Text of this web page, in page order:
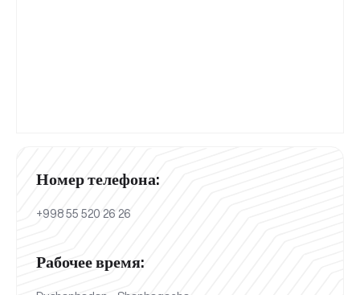
Номер телефона:
+998 55 520 26 26
Рабочее время: